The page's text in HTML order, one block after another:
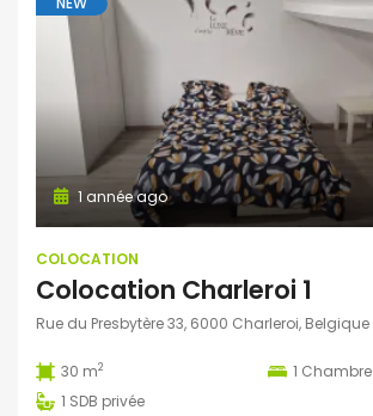
1 année ago
COLOCATION
Colocation Charleroi 1
Rue du Presbytère 33, 6000 Charleroi, Belgique
30 m2 1 Chambre
1 SDB privée